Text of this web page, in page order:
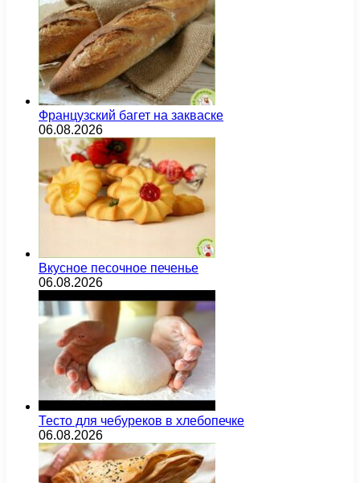
Французский багет на закваске
06.08.2026
Вкусное песочное печенье
06.08.2026
Тесто для чебуреков в хлебопечке
06.08.2026